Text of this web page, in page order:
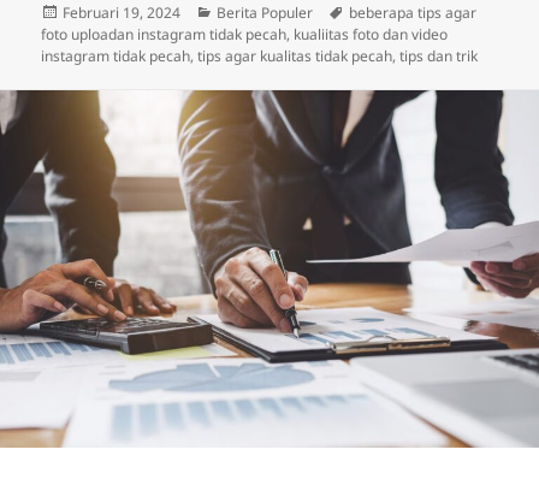
Diposkan
pada
Februari 19, 2024 Kategori
Berita Populer Tag
beberapa tips agar
foto uploadan instagram tidak pecah, kualiitas foto dan video
instagram tidak pecah,tips agar kualitas tidak pecah,tips dan trik